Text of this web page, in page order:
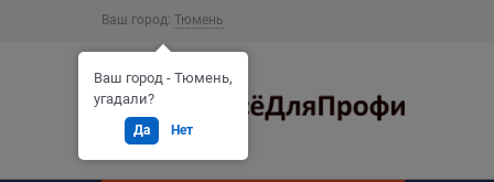
Ваш город: Тюмень
Ваш город - Тюмень,
угадали?
Да Нет